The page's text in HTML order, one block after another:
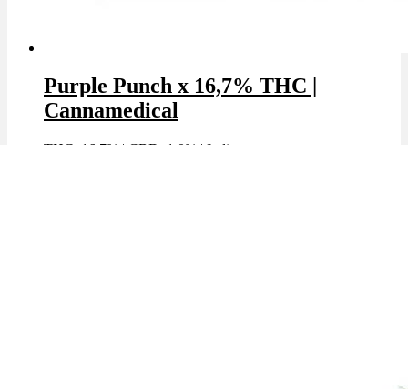
Purple Punch x 16,7% THC |
Cannamedical
THC: 16.7% | CBD: 1.0% | Indica